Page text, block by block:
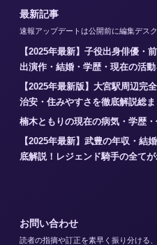
最新記事
速報アップデートは公開前に編集デスク
【2025年最新】子役出身俳優・
出演作・結婚・学歴・現在の活
【2025年最新版】大宮駅周辺完
治安・住みやすさを徹底解説総ま
楠木ともりの現在の病気・学歴
【2025年最新】武豊の年収・結
底解説！レジェンド騎手の全てが
お問い合わせ
読者の指摘や訂正を素早く振り分ける